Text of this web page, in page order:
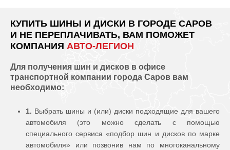
КУПИТЬ ШИНЫ И ДИСКИ В ГОРОДЕ САРОВ
И НЕ ПЕРЕПЛАЧИВАТЬ, ВАМ ПОМОЖЕТ
КОМПАНИЯ АВТО-ЛЕГИОН
Для получения шин и дисков в офисе
транспортной компании города Саров вам
необходимо:
1. Выбрать шины и (или) диски подходящие для вашего
автомобиля (это можно сделать с помощью
специального сервиса «подбор шин и дисков по марке
автомобиля» или позвонив нам по многоканальному